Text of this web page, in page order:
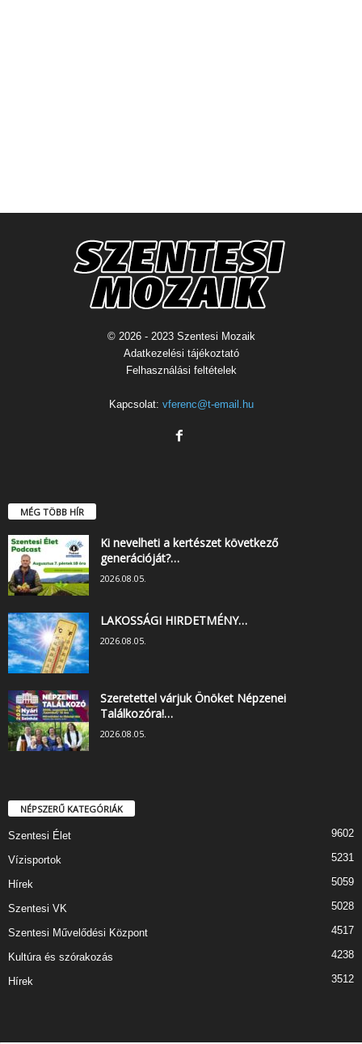
© 2026 - 2023 Szentesi Mozaik
Adatkezelési tájékoztató
Felhasználási feltételek
Kapcsolat: vferenc@t-email.hu
MÉG TÖBB HÍR
Ki nevelheti a kertészet következő
generációját?…
2026.08.05.
LAKOSSÁGI HIRDETMÉNY…
2026.08.05.
Szeretettel várjuk Önöket Népzenei
Találkozóra!…
2026.08.05.
NÉPSZERŰ KATEGÓRIÁK
Szentesi Élet 9602
Vízisportok 5231
Hírek 5059
Szentesi VK 5028
Szentesi Művelődési Központ 4517
Kultúra és szórakozás 4238
Hírek 3512